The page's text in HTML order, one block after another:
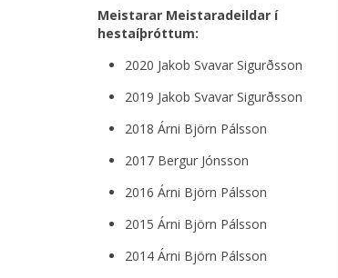
Meistarar Meistaradeildar í
hestaíþróttum:
2020 Jakob Svavar Sigurðsson
2019 Jakob Svavar Sigurðsson
2018 Árni Björn Pálsson
2017 Bergur Jónsson
2016 Árni Björn Pálsson
2015 Árni Björn Pálsson
2014 Árni Björn Pálsson